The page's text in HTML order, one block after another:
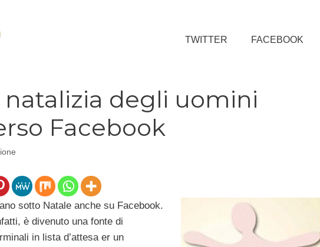
TWITTER FACEBOOK
natalizia degli uomini
Facebook
sotto Natale anche su Facebook.
è divenuto una fonte di
in lista d’attesa er un